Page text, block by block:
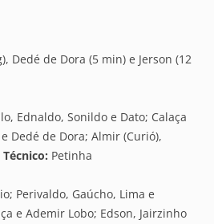
Dedé de Dora (5 min) e Jerson (12
Ednaldo, Sonildo e Dato; Calaça
Dedé de Dora; Almir (Curió),
Técnico: Petinha
Perivaldo, Gaúcho, Lima e
e Ademir Lobo; Edson, Jairzinho